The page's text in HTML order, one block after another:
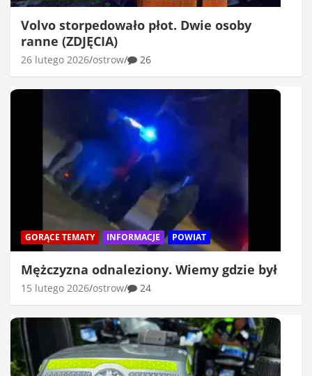
Volvo storpedowało płot. Dwie osoby
ranne (ZDJĘCIA)
26 lutego 2026 ostrow 26
GORĄCE TEMATY INFORMACJE POWIAT
Mężczyzna odnaleziony. Wiemy gdzie był
15 lutego 2026 ostrow 24